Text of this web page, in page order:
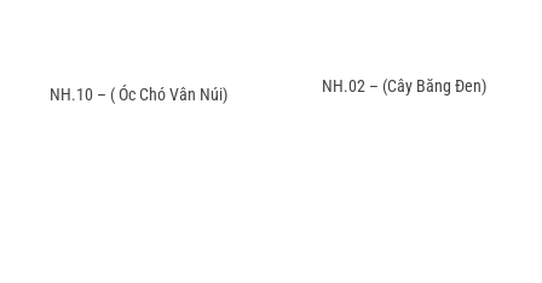
NH.10 – ( Óc Chó Vân Núi) NH.02 – (Cây Băng Đen)